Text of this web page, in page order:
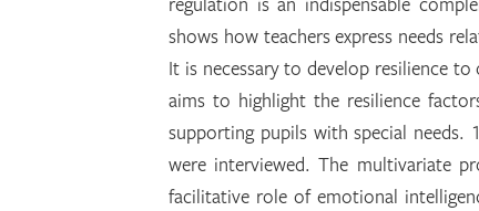
regulation is an indispensable
shows how teachers express needs
It is necessary to develop resilience
aims to highlight the resilience
supporting pupils with special needs.
were interviewed. The multivariate
facilitative role of emotional